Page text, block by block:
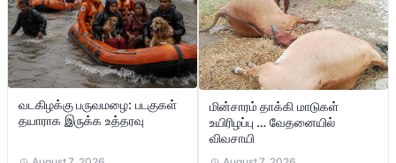
வடகிழக்கு பருவமழை: படகுகள்
தயாராக இருக்க உத்தரவு
மின்சாரம் தாக்கி மாடுகள்
உயிரிழப்பு … வேதனையில்
விவசாயி